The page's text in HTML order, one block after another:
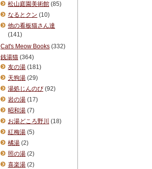
松山庭園美術館 (85)
なるとクン (10)
他の看板猫さん達
(141)
Cat's Meow Books (332)
銭湯猫 (364)
友の湯 (181)
天狗湯 (29)
湯処じんのび (92)
岩の湯 (17)
昭和湯 (7)
お湯どころ野川 (18)
紅梅湯 (5)
橘湯 (2)
照の湯 (2)
喜楽湯 (2)